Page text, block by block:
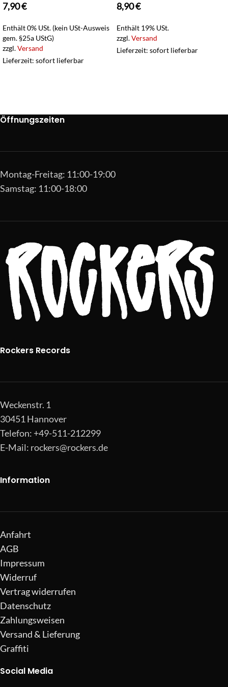
7,90€
Enthält 0% USt. (kein USt-Ausweis
gem. §25a UStG)
zzgl.Versand
Lieferzeit: sofort lieferbar
8,90€
Enthält 19% USt.
zzgl.Versand
Lieferzeit: sofort lieferbar
Öffnungszeiten
Montag-Freitag: 11:00-19:00
Samstag: 11:00-18:00
Rockers Records
Weckenstr. 1
30451 Hannover
Telefon: +49-511-212299
E-Mail: rockers@rockers.de
Information
Anfahrt
AGB
Impressum
Widerruf
Vertrag widerrufen
Datenschutz
Zahlungsweisen
Versand & Lieferung
Graffiti
Social Media